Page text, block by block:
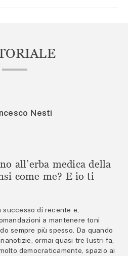
Nesti
all’erba medica della
come me? E io ti
successo di recente e,
a mantenere toni
sempre più spesso. Da quando
ormai quasi tre lustri fa,
democraticamente, spazio ai